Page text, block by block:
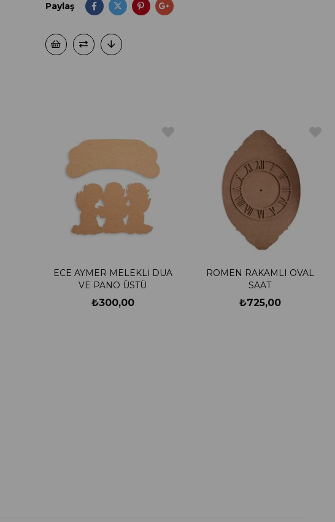
Paylaş
ECE AYMER MELEKLİ DUA
VE PANO ÜSTÜ
₺300,00
ROMEN RAKAMLI OVAL
SAAT
₺725,00